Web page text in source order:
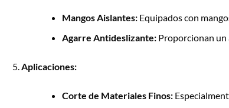
Mangos Aislantes:Equipados con
Agarre Antideslizante:Proporcionan un
Aplicaciones:
Corte de Materiales Finos: